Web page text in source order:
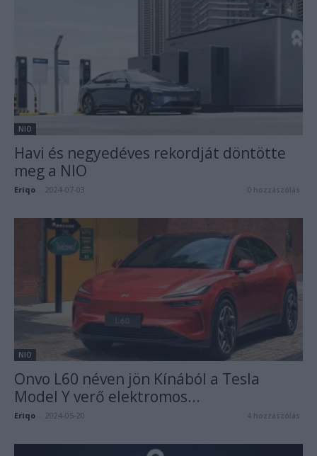
NIO
Havi és negyedéves rekordját döntötte
meg a NIO
Eriqo 2024-07-03 0 hozzászólás
NIO
Onvo L60 néven jön Kínából a Tesla
Model Y verő elektromos...
Eriqo 2024-05-20 4 hozzászólás